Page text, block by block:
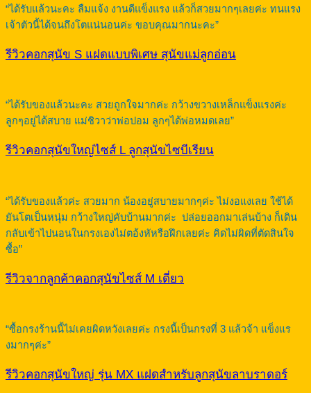
“ได้รับแล้วนะคะ ลืมแจ้ง งานดีแข็งแรง แล้วก็สวยมากๆเลยค่ะ ทนแรง
เจ้าตัวนี้ได้จนถึงโตแน่นอนค่ะ ขอบคุณมากนะคะ”
รีวิวคอกสุนัข S แฝดแบบพิเศษ สุนัขแม่ลูกอ่อน
“ได้รับของแล้วนะคะ สวยถูกใจมากค่ะ กว้างขวางเหล็กแข็งแรงค่ะ
ลูกๆอยู่ได้สบาย แม่ชิวาว่าพ่อปอม ลูกๆได้พ่อหมดเลย”
รีวิวคอกสุนัขใหญ่ไซส์ L ลูกสุนัขไซบีเรียน
“ได้รับของแล้วค่ะ สวยมาก น้องอยู่สบายมากๆค่ะ ไม่งอแงเลย ใช้ได้
ยันโตเป็นหนุ่ม กว้างใหญ่คับบ้านมากค่ะ ปล่อยออกมาเล่นบ้าง ก็เดิน
กลับเข้าไปนอนในกรงเองไม่ตอ้งหัหรือฝึกเลยค่ะ คิดไม่ผิดที่ตัดสินใจ
ซื้อ”
รีวิวจากลูกค้าคอกสุนัขไซส์ M เดี่ยว
“ซื้อกรงร้านนี้ไม่เคยผิดหวังเลยค่ะ กรงนี้เป็นกรงที่ 3 แล้วจ้า แข็งแร
งมากๆค่ะ”
รีวิวคอกสุนัขใหญ่ รุ่น MX แฝดสำหรับลูกสุนัขลาบราดอร์